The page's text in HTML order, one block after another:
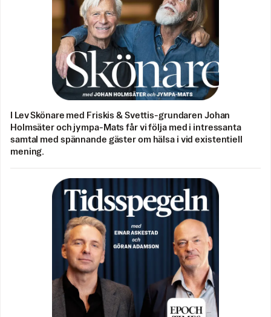
I Lev Skönare med Friskis & Svettis-grundaren Johan
Holmsäter och jympa-Mats får vi följa med i intressanta
samtal med spännande gäster om hälsa i vid existentiell
mening.